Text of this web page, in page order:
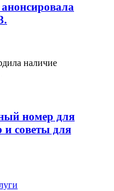
наличие
номер для
и советы для